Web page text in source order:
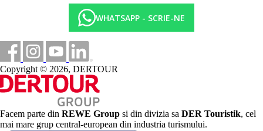
teren de tenis (iluminat contra cost)
masaje
sporturi acvatice pe plaja
golf
teren de fotbal
Ultra All Inclusive
Restaurant principal: 07.00-10.00 mic dejun tip bufet,
WHATSAPP - SCRIE-NE
Copyright © 2026, DERTOUR
Facem parte din REWE Group si din divizia sa DER Touristik, cel
mai mare grup central-european din industria turismului.